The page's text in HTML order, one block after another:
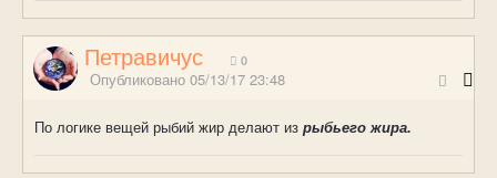
Петравичус 0
Опубликовано 05/13/17 23:48
По логике вещей рыбий жир делают из рыбьего жира.